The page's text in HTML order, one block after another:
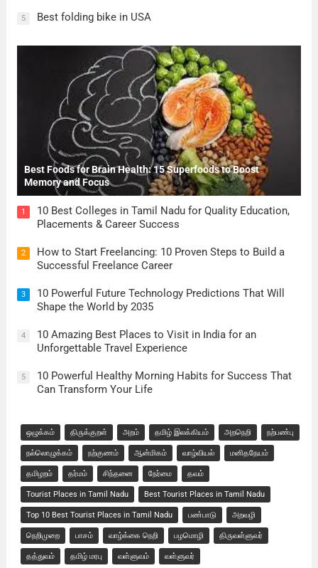
5 Best folding bike in USA
Best Foods for Brain Health: 15 Superfoods to Boost
Memory and Focus
1
10 Best Colleges in Tamil Nadu for Quality Education,
Placements & Career Success
2
How to Start Freelancing: 10 Proven Steps to Build a
Successful Freelance Career
3
10 Powerful Future Technology Predictions That Will
Shape the World by 2035
4
10 Amazing Best Places to Visit in India for an
Unforgettable Travel Experience
5
10 Powerful Healthy Morning Habits for Success That
Can Transform Your Life
ஒழுக்கம் திருக்குறள் அறம் தமிழ் இலக்கியம் அறநெறி நற்பண்பு
நல்லொழுக்கம் நற்குணம் ஆன்மிகம் வாழ்வியல் மனிதநேயம்
தமிழறம் தர்மம் சிந்தனை நேர்மை தவம்
Tourist Places in Tamil Nadu Best Tourist Places in Tamil Nadu
Top 10 Best Tourist Places in Tamil Nadu பண்பாடு அறவழி
நெறிமுறை பாசம் வாழ்க்கை நெறி பழமொழி திருவள்ளுவர்
தத்துவம் தமிழ் மரபு வள்ளுவம் வள்ளுவர்